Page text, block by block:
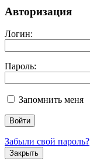
Авторизация
Логин:
Пароль:
Запомнить меня
Забыли свой пароль?
Закрыть